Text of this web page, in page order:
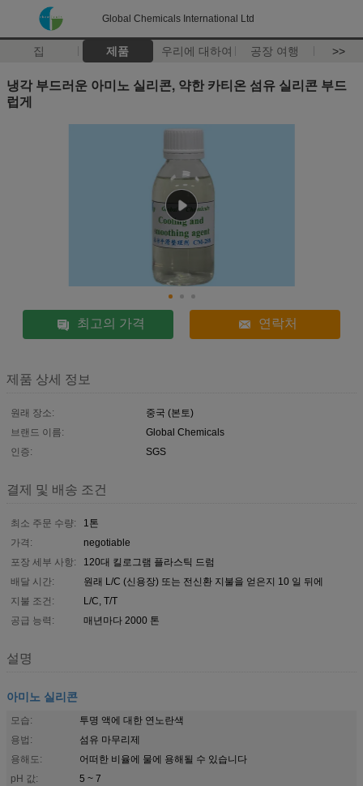
Global Chemicals International Ltd
집 제품 우리에 대하여 공장 여행 >>
냉각 부드러운 아미노 실리콘, 약한 카티온 섬유 실리콘 부드
럽게
최고의 가격 연락처
제품 상세 정보
원래 장소:
중국 (본토)
브랜드 이름:
Global Chemicals
인증:
SGS
결제 및 배송 조건
최소 주문 수량:
1톤
가격:
negotiable
포장 세부 사항:
120대 킬로그램 플라스틱 드럼
배달 시간:
원래 L/C (신용장) 또는 전신환 지불을 얻은지 10 일 뒤에
지불 조건:
L/C, T/T
공급 능력:
매년마다 2000 톤
설명
아미노 실리콘
모습:
투명 액에 대한 연노란색
용법:
섬유 마무리제
용해도:
어떠한 비율에 물에 용해될 수 있습니다
pH 값:
5 ~ 7